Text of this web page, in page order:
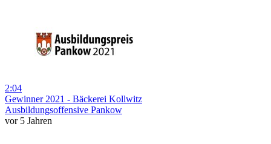
2:04
Gewinner 2021 - Bäckerei Kollwitz
Ausbildungsoffensive Pankow
vor 5 Jahren